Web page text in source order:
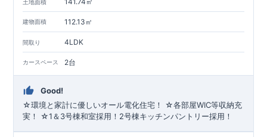
土地面積
建物面積 112.13㎡
間取り 4LDK
カースペース 2台
Good!
☆環境と家計に優しいオール電化住宅！ ☆各部屋WIC等収納充
実！ ☆1＆3号棟和室採用！2号棟キッチンパントリー採用！